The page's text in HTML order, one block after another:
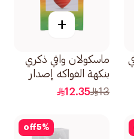
+
ماسكولان واقي ذكري
بنكهة الفواكه إصدار
فروتي 3قطع
13
12.35
5%
off